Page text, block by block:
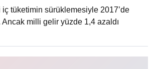
tüketimin sürüklemesiyle 2017’de
milli gelir yüzde 1,4 azaldı